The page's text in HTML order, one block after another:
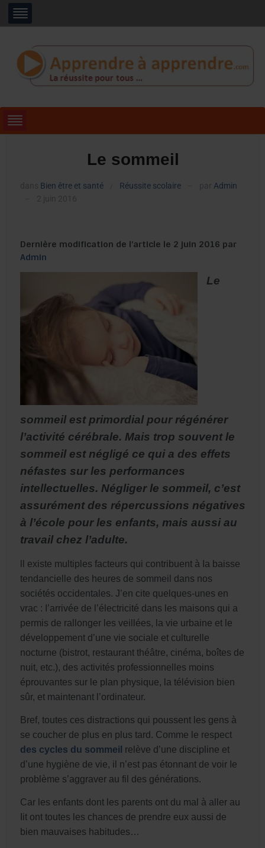
Le sommeil
Bien être et santé Réussite scolaire Admin
Dernière modification de l’article le 2 juin 2016 par
Admin
Le
sommeil est primordial pour régénérer
l’activité cérébrale. Mais trop souvent le
sommeil est négligé ce qui a des effets
néfastes sur les performances
intellectuelles. Négliger le sommeil, c’est
assurément des répercussions négatives
à l’école pour les enfants, mais aussi au
travail chez l’adulte.
ll existe multiples facteurs qui contribuent à Ia baisse
tendancielle des heures de sommeil dans nos
sociétés occidentales. J’en cite quelques-unes en
vrac : I’arrivée de l’électricité dans les maisons qui a
permis de rallonger les veillées, la vie urbaine et le
développement d’une vie sociale et culturelle
nocturne (bistrot, restaurant théâtre, cinéma, boîtes de
nuit, etc.), des activités professionnelles moins
éprouvantes sur le plan physique, la télévision bien
sûr, et maintenant l’ordinateur.
Bref, toutes ces distractions qui poussent les gens à
se coucher de plus en plus tard. Comme le respect
des cycles du sommeil relève d’une discipline et
d’une hygiène de vie, il n’est pas étonnant de voir Ie
problème s’aggraver au fil des générations.
Car les enfants dont les parents ont du mal à aller au
Iit ont toutes les chances de prendre eux aussi de
bien mauvaises habitudes…